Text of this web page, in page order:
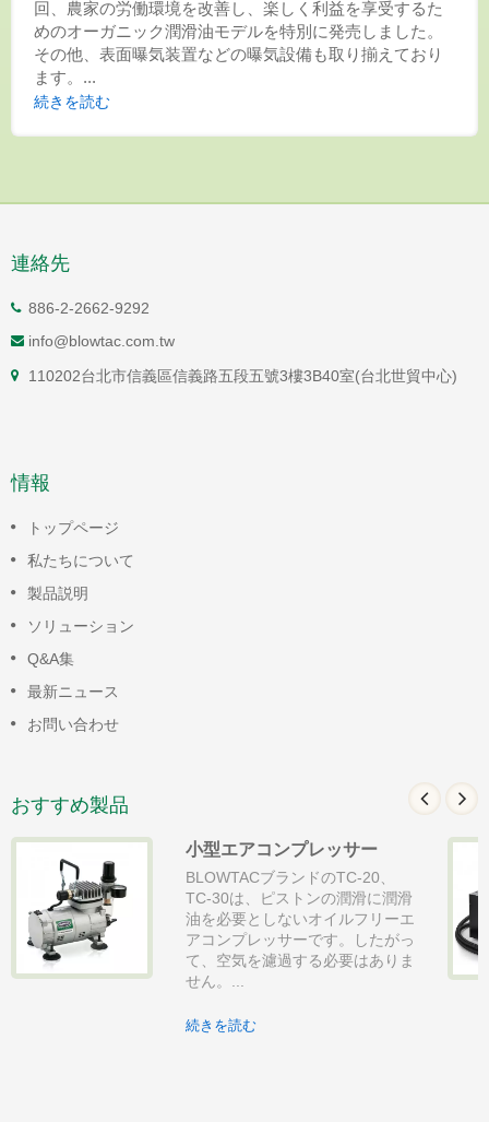
回、農家の労働環境を改善し、楽しく利益を享受するた
めのオーガニック潤滑油モデルを特別に発売しました。
その他、表面曝気装置などの曝気設備も取り揃えており
ます。...
続きを読む
連絡先
886-2-2662-9292
info@blowtac.com.tw
110202台北市信義區信義路五段五號3樓3B40室(台北世貿中心)
情報
トップページ
私たちについて
製品説明
ソリューション
Q&A集
最新ニュース
お問い合わせ
おすすめ製品
小型エアコンプレッサー
BLOWTACブランドのTC-20、
TC-30は、ピストンの潤滑に潤滑
油を必要としないオイルフリーエ
アコンプレッサーです。したがっ
て、空気を濾過する必要はありま
せん。...
続きを読む